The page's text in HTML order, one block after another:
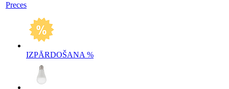
Preces
IZPĀRDOŠANA %